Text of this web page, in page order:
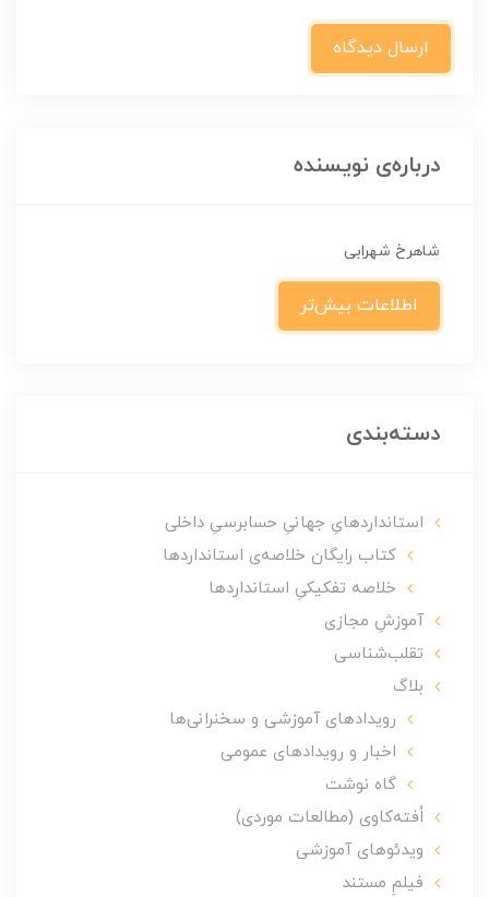
ارسال دیدگاه
درباره‌ی نویسنده
شاهرخ شهرابی
اطلاعات بیش‌تر
دسته‌بندی
استانداردهایِ جهانیِ حسابرسیِ داخلی
کتاب رایگان خلاصه‌ی استانداردها
خلاصه تفکیکیِ استانداردها
آموزشِ مجازی
تقلب‌شناسی
بلاگ
رویدادهای آموزشی و سخنرانی‌ها
اخبار و رویدادهای عمومی
گاه نوشت
اُفته‌کاوی (مطالعات موردی)
ویدئوهای آموزشی
فیلمِ مستند